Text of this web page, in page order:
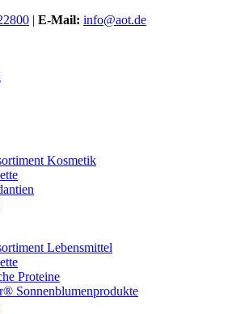
| E-Mail: info@aot.de
Kosmetik
Lebensmittel
Proteine
Sonnenblumenprodukte